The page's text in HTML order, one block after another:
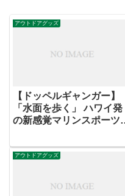
アウトドアグッズ
【ドッペルギャンガー】
「水面を歩く」 ハワイ発
の新感覚マリンスポーツ
アウトドアグッズ